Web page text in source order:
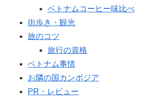
ベトナムコーヒー味比べ
街歩き・観光
旅のコツ
旅行の資格
ベトナム事情
お隣の国カンボジア
PR・レビュー